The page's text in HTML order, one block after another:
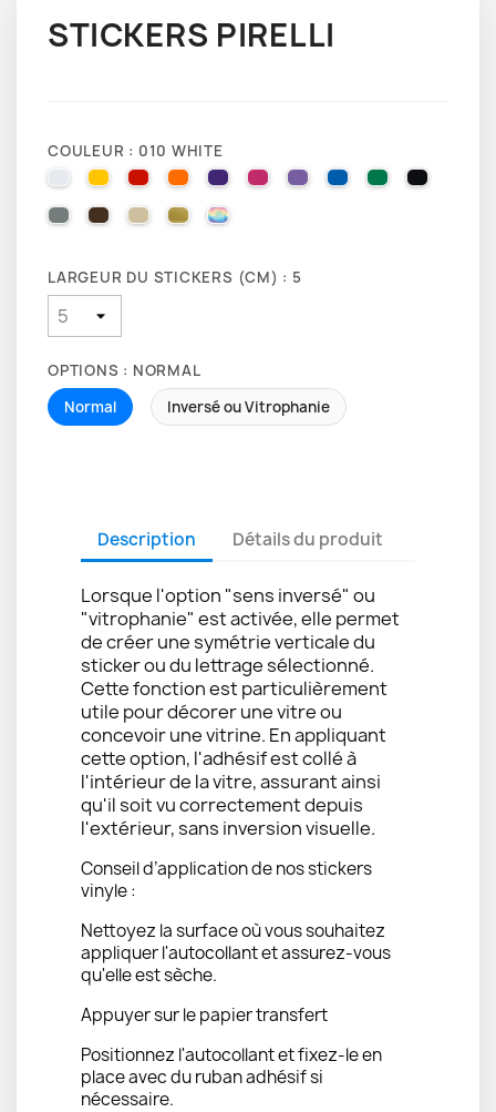
STICKERS PIRELLI
COULEUR : 010 WHITE
010 WHITE025 BRIMSTONE YELLOW
031 RED035 PASTEL ORANGE
040 VIOLET
041 PINK043 LAVENDER
051 GENTIAN BLUE
061 GREEN
070
071 GREY080 BROWN
082 BEIGE
091 GOLD000 HOLOGRAPHIQUE
LARGEUR DU STICKERS (CM) : 5
OPTIONS : NORMAL
Normal
Inversé ou Vitrophanie
Description Détails du produit
Lorsque l'option "sens inversé" ou
"vitrophanie" est activée, elle permet
de créer une symétrie verticale du
sticker ou du lettrage sélectionné.
Cette fonction est particulièrement
utile pour décorer une vitre ou
concevoir une vitrine. En appliquant
cette option, l'adhésif est collé à
l'intérieur de la vitre, assurant ainsi
qu'il soit vu correctement depuis
l'extérieur, sans inversion visuelle.
Conseil d’application de nos stickers
vinyle :
Nettoyez la surface où vous souhaitez
appliquer l'autocollant et assurez-vous
qu'elle est sèche.
Appuyer sur le papier transfert
Positionnez l'autocollant et fixez-le en
place avec du ruban adhésif si
nécessaire.